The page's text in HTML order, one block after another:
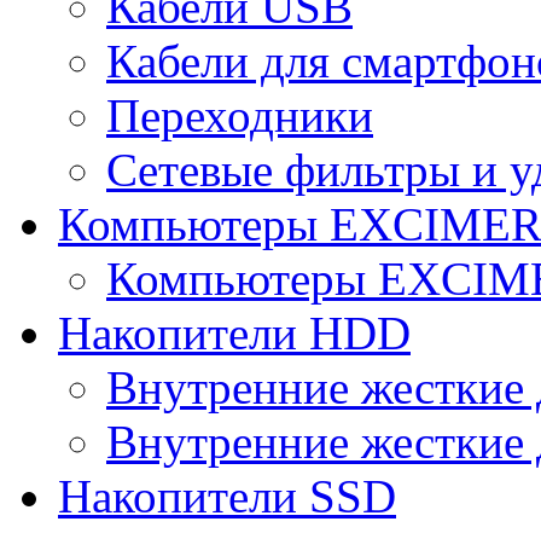
Кабели для
Переходники
Сетевые фильтры и
Компьютеры
Компьютеры
Накопители HDD
Внутренние
Внутренние
Накопители SSD